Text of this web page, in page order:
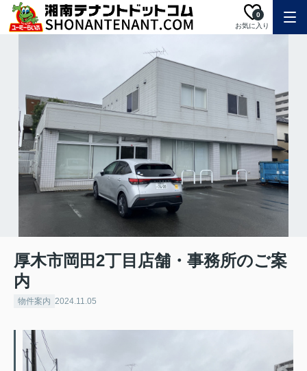
お気に入り
0
厚木市岡田2丁目店舗・事務所のご案
内
物件案内 2024.11.05